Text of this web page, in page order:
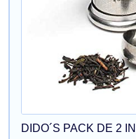
DIDO´S PACK DE 2